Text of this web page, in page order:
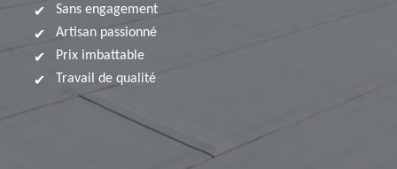
Sans engagement
Artisan passionné
Prix imbattable
Travail de qualité